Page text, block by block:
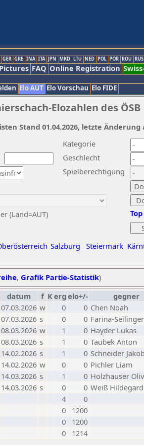
GER GRE INA ITA JPN MKD LTU NED POL POR ROU RUS
Pictures FAQ Online Registration
Elo AUT Elo Vorschau Elo FIDE
Elozahlen des ÖSB
Kategorie
Geschlecht
(Land=AUT)
Spielberechtigung
Salzburg Steiermark
Stand 01.04.2026, letzte
, Grafik Partie-Statistik)
datum f Kerg elo+/- gegner
07.03.2026 w 0 0 Chen Noah
07.03.2026 s 0 0 Farina-
08.03.2026 w 1 0 Hayder Lukas
08.03.2026 s 1 0 Taubek Anton
14.02.2026 s 1 0 Schneider Jakob
14.02.2026 w 0 0 Pichler Liam
14.03.2026 s 1 0 Holzhauser
14.03.2026 s 0 0 Weiß Hildegard
4
0
0
1200
0
1200
0
1214